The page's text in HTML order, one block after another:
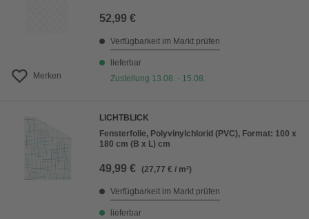
Merken
52,99 €
Verfügbarkeit im Markt prüfen
lieferbar
Zustellung 13.08. - 15.08.
LICHTBLICK
Fensterfolie, Polyvinylchlorid (PVC), Format: 100 x
180 cm (B x L) cm
49,99 € (27,77 € / m²)
Verfügbarkeit im Markt prüfen
lieferbar